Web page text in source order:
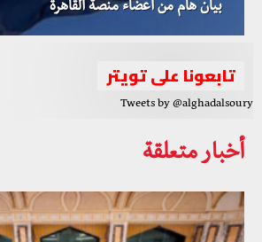
بيان هام من أعضاء منصة القاهرة
تابعونا على تويتر
Tweets by @alghadalsoury
أخبار متعلقة